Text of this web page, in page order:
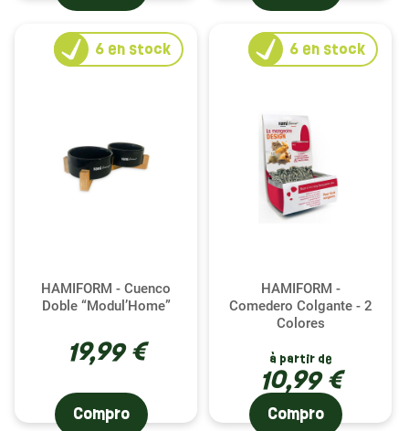
HAMIFORM - Cuenco
Doble “Modul’Home”
19,99 €
6en stock
Compro
HAMIFORM -
Comedero Colgante - 2
Colores
à partir de
10,99 €
6en stock
Compro